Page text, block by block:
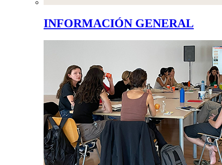
INFORMACIÓN GENERAL